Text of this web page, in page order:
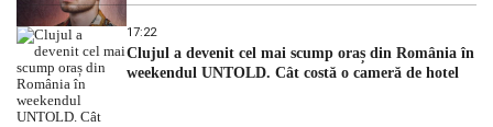
17:22
Clujul a devenit cel mai scump oraș din România în
weekendul UNTOLD. Cât costă o cameră de hotel